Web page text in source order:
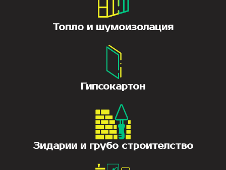
Топло и шумоизолация
Гипсокартон
Зидарии и грубо строителство